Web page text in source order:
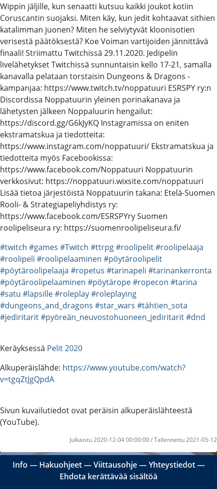
Wippin jäljille, kun senaatti kutsuu kaikki joukot kotiin
Coruscantin suojaksi. Miten käy, kun jedit kohtaavat sithien
katalimman juonen? Miten he selviytyvät kloonisotien
verisestä päätöksestä? Koe Voiman vartijoiden jännittävä
finaali! Striimattu Twitchissä 29.11.2020. Jedipelin
livelähetykset Twitchissä sunnuntaisin kello 17-21, samalla
kanavalla pelataan torstaisin Dungeons & Dragons -
kampanjaa: https://www.twitch.tv/noppatuuri ESRSPY ry:n
Discordissa Noppatuurin yleinen porinakanava ja
lähetysten jälkeen Noppaluurin hengailut:
https://discord.gg/G6kJyKQ Instagramissa on eniten
ekstramatskua ja tiedotteita:
https://www.instagram.com/noppatuuri/ Ekstramatskua ja
tiedotteita myös Facebookissa:
https://www.facebook.com/Noppatuuri Noppatuurin
verkkosivut: https://noppatuuri.wixsite.com/noppatuuri
Lisää tietoa järjestöistä Noppatuurin takana: Etelä-Suomen
Rooli- & Strategiapeliyhdistys ry:
https://www.facebook.com/ESRSPYry Suomen
roolipeliseura ry: https://suomenroolipeliseura.fi/
#twitch #games #Twitch #ttrpg#roolipelit#roolipelaaja
#roolipeli #roolipelaaminen #pöytäroolipelit
#pöytäroolipelaaja #ropetus #tarinapeli #tarinankerronta
#pöytäroolipelaaminen #pöytärope#ropecon #tarina
#satu #lapsille#roleplay#roleplaying
#dungeons_and_dragons #star_wars #tähtien_sota
#jediritarit#pyöreän_neuvostohuoneen_jediritarit#dnd
Keräyksessä Pelit 2020
Alkuperäislähde: https://www.youtube.com/watch?
v=tgqZtJgQpdA
Sivun kuvailutiedot ovat peräisin alkuperäislähteestä
(YouTube).
Julkaistu 2020-12-04 00:00:00 / Tallennettu 2021-05-12
Info ― Hakuohjeet―Viittausohje―Yhteystiedot―
Ehdota kerättävää sisältöä